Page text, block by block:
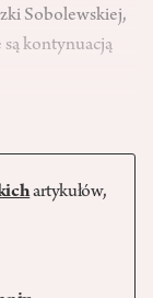
Sobolewskiej,
kontynuacją
artykułów,